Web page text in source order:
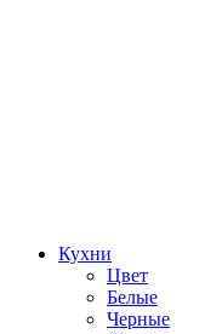
Кухни
Цвет
Белые
Черные